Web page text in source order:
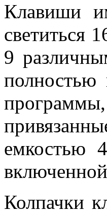
Клавиши
светиться
9
емкостью
Колпачки